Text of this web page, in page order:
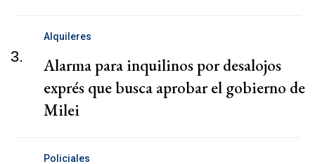
3.
Alquileres
Alarma para inquilinos por desalojos
exprés que busca aprobar el gobierno de
Milei
Policiales